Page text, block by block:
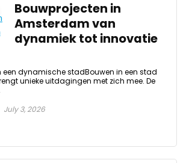
Bouwprojecten in
Amsterdam van
dynamiek tot innovatie
een dynamische stadBouwen in een stad
unieke uitdagingen met zich mee. De
July 3, 2026